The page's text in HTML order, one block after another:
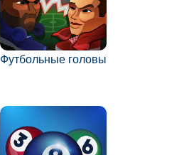
Футбольные головы